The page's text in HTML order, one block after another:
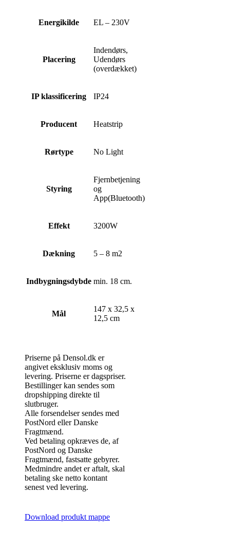
Energikilde EL – 230V
Placering
Indendørs,
Udendørs
(overdækket)
IP klassificering IP24
Producent Heatstrip
Rørtype No Light
Styring
Fjernbetjening
og
App(Bluetooth)
Effekt 3200W
Dækning 5 – 8 m2
Indbygningsdybde min. 18 cm.
Mål
147 x 32,5 x
12,5 cm
Priserne på Densol.dk er
angivet eksklusiv moms og
levering. Priserne er dagspriser.
Bestillinger kan sendes som
dropshipping direkte til
slutbruger.
Alle forsendelser sendes med
PostNord eller Danske
Fragtmænd.
Ved betaling opkræves de, af
PostNord og Danske
Fragtmænd, fastsatte gebyrer.
Medmindre andet er aftalt, skal
betaling ske netto kontant
senest ved levering.
Download produkt mappe